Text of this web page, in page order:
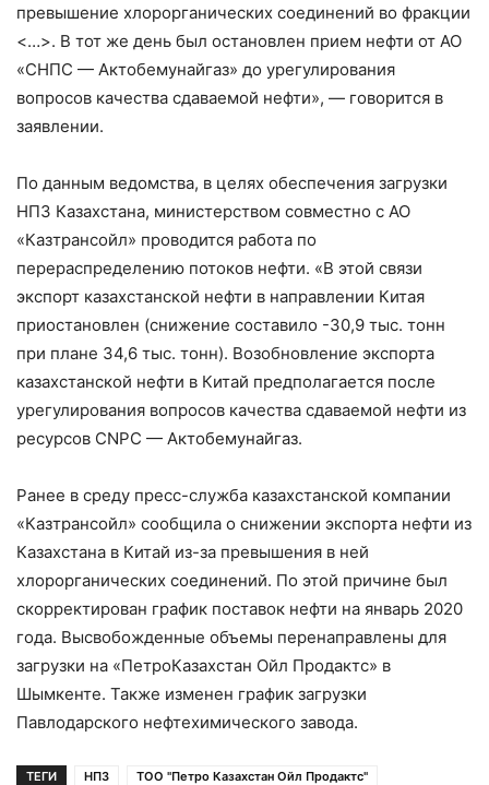
превышение хлорорганических соединений во фракции
<…>. В тот же день был остановлен прием нефти от АО
«СНПС — Актобемунайгаз» до урегулирования
вопросов качества сдаваемой нефти», — говорится в
заявлении.
По данным ведомства, в целях обеспечения загрузки
НПЗ Казахстана, министерством совместно с АО
«Казтрансойл» проводится работа по
перераспределению потоков нефти. «В этой связи
экспорт казахстанской нефти в направлении Китая
приостановлен (снижение составило -30,9 тыс. тонн
при плане 34,6 тыс. тонн). Возобновление экспорта
казахстанской нефти в Китай предполагается после
урегулирования вопросов качества сдаваемой нефти из
ресурсов CNPC — Актобемунайгаз.
Ранее в среду пресс-служба казахстанской компании
«Казтрансойл» сообщила о снижении экспорта нефти из
Казахстана в Китай из-за превышения в ней
хлорорганических соединений. По этой причине был
скорректирован график поставок нефти на январь 2020
года. Высвобожденные объемы перенаправлены для
загрузки на «ПетроКазахстан Ойл Продактс» в
Шымкенте. Также изменен график загрузки
Павлодарского нефтехимического завода.
ТЕГИ НПЗ ТОО "Петро Казахстан Ойл Продактс"